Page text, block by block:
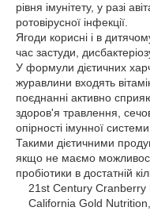
рівня імунітету, у разі
ротовірусної інфекції.
Ягоди корисні і в
час застуди,
У формули дієтичних
журавлини входять
поєднанні активно
здоров'я травлення,
опірності імунної системи.
Такими дієтичними
якщо не маємо
пробіотики в достатній
21st Century Cranberry
California Gold